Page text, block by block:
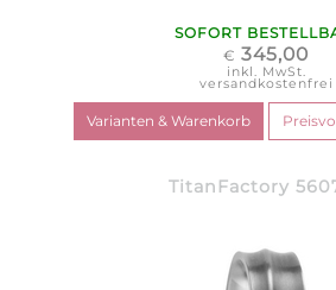
SOFORT
€ 345,00
inkl. MwSt.
versandkostenfrei
TitanFactory